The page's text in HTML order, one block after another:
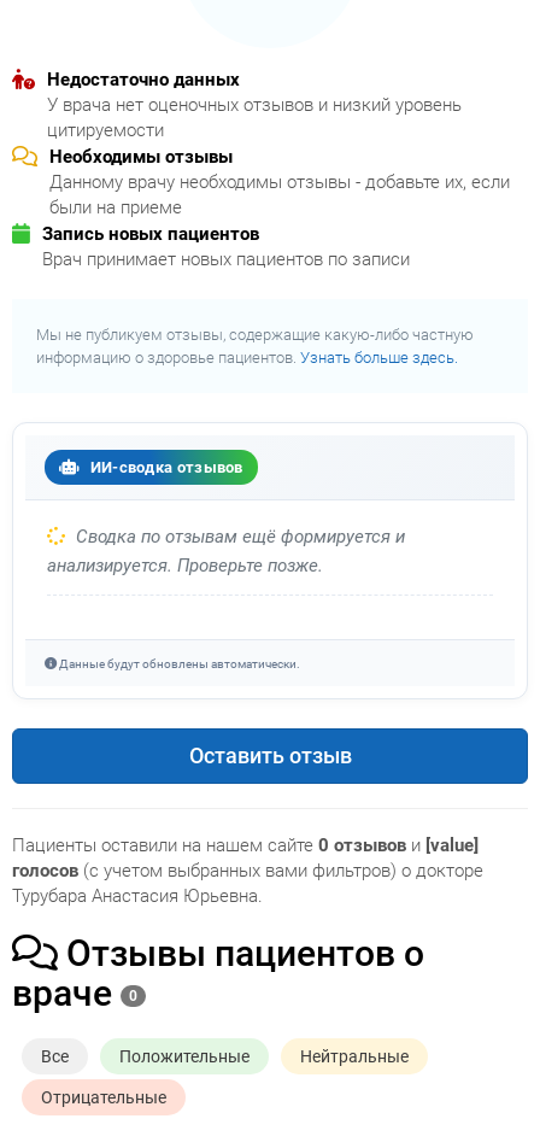
Недостаточно данных
У врача нет оценочных отзывов и низкий уровень
цитируемости
Необходимы отзывы
Данному врачу необходимы отзывы - добавьте их, если
были на приеме
Запись новых пациентов
Врач принимает новых пациентов по записи
Мы не публикуем отзывы, содержащие какую-либо частную
информацию о здоровье пациентов. Узнать больше здесь.
ИИ-сводка отзывов
Сводка по отзывам ещё формируется и
анализируется. Проверьте позже.
Данные будут обновлены автоматически.
Оставить отзыв
Пациенты оставили на нашем сайте 0 отзывов и [value]
голосов (с учетом выбранных вами фильтров) о докторе
Турубара Анастасия Юрьевна.
Отзывы пациентов о
враче
0
Все Положительные Нейтральные
Отрицательные